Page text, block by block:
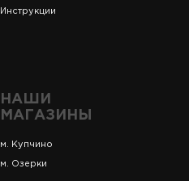
Инструкции
НАШИ
МАГАЗИНЫ
м. Купчино
м. Озерки